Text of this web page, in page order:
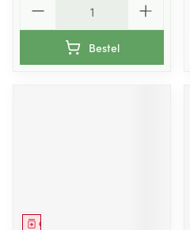
Bestel
Geneesmiddel